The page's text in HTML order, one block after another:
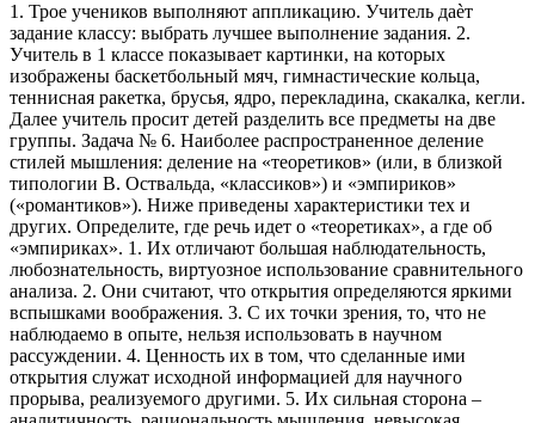
1. Трое учеников выполняют аппликацию. Учитель даѐт
задание классу: выбрать лучшее выполнение задания. 2.
Учитель в 1 классе показывает картинки, на которых
изображены баскетбольный мяч, гимнастические кольца,
теннисная ракетка, брусья, ядро, перекладина, скакалка, кегли.
Далее учитель просит детей разделить все предметы на две
группы. Задача № 6. Наиболее распространенное деление
стилей мышления: деление на «теоретиков» (или, в близкой
типологии В. Оствальда, «классиков») и «эмпириков»
(«романтиков»). Ниже приведены характеристики тех и
других. Определите, где речь идет о «теоретиках», а где об
«эмпириках». 1. Их отличают большая наблюдательность,
любознательность, виртуозное использование сравнительного
анализа. 2. Они считают, что открытия определяются яркими
вспышками воображения. 3. С их точки зрения, то, что не
наблюдаемо в опыте, нельзя использовать в научном
рассуждении. 4. Ценность их в том, что сделанные ими
открытия служат исходной информацией для научного
прорыва, реализуемого другими. 5. Их сильная сторона –